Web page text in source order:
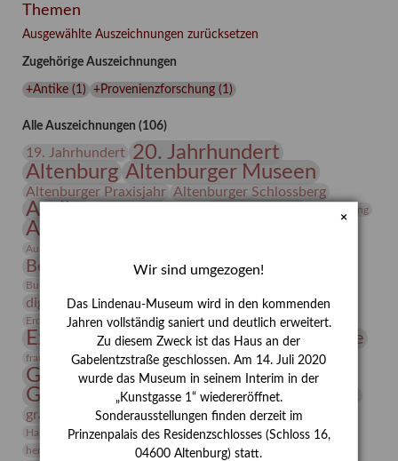
im
des
Lindenau-
Themen
Ausgewählte Auszeichnungen zurücksetzen
Zugehörige Auszeichnungen
+Antike(1 ) +Provenienzforschung(1 )
Alle Auszeichnungen (106)
19. Jahrhundert 20. Jahrhundert
Altenburg Altenburger Museen
Altenburger Praxisjahr Altenburger Schlossberg
Antike Asta Gröting
Ausstellung
Ausstellung „Vier Winde“
Bernhard August von Lindenau
Burg Posterstein
digitallabor Entartete Kunst
Enteignung
Erdmann Julius Dietrich
Erlebnisportal estrusker Exlibris
Expressionismus Festrede Florenz Fotografie
frauen Frauen in der Antike und heute
Gerhard-Altenbourg-Preis
Gerhard Altenbourg
Gerhard Kurt Müller
grafische sammlung griechische Mythologie
Hanns-Conon von der Gabelentz Heinrich Kirchhoff Heldinnen
herman de vries Humboldt
Insekten
×
Wir sind umgezogen!
Das Lindenau-Museum wird in den kommenden
Jahren vollständig saniert und deutlich erweitert.
Zu diesem Zweck ist das Haus an der
Gabelentzstraße geschlossen. Am 14. Juli 2020
wurde das Museum in seinem Interim in der
„Kunstgasse 1“ wiedereröffnet.
Sonderausstellungen finden derzeit im
Prinzenpalais des Residenzschlosses (Schloss 16,
04600 Altenburg) statt.